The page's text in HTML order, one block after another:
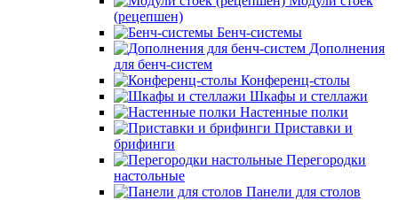
(рецепшен)
Бенч-системы
Дополнения
для бенч-систем
Конференц-столы
Шкафы и стеллажи
Настенные полки
Приставки и
брифинги
Перегородки
настольные
Панели для столов